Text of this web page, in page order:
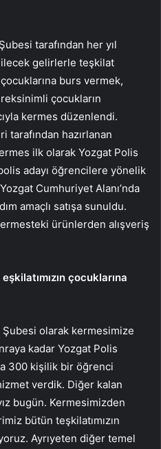
tarafından her yıl
gelirlerle teşkilat
burs vermek,
çocukların
kermes düzenlendi.
tarafından hazırlanan
ilk olarak Yozgat Polis
adayı öğrencilere yönelik
Cumhuriyet Alanı’nda
amaçlı satışa sunuldu.
ürünlerden alışveriş
çocuklarına
olarak kermesimize
kadar Yozgat Polis
300 kişilik bir öğrenci
verdik. Diğer kalan
bugün. Kermesimizden
bütün teşkilatımızın
Ayrıyeten diğer temel